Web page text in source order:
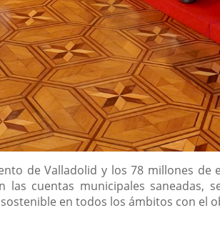
de Valladolid y los 78 millones
cuentas municipales saneadas,
en todos los ámbitos con el